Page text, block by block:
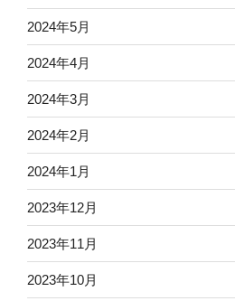
2024年5月
2024年4月
2024年3月
2024年2月
2024年1月
2023年12月
2023年11月
2023年10月